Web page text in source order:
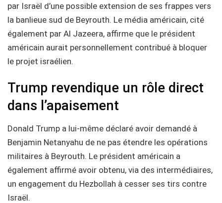
par Israël d’une possible extension de ses frappes vers
la banlieue sud de Beyrouth. Le média américain, cité
également par Al Jazeera, affirme que le président
américain aurait personnellement contribué à bloquer
le projet israélien.
Trump revendique un rôle direct
dans l’apaisement
Donald Trump a lui-même déclaré avoir demandé à
Benjamin Netanyahu de ne pas étendre les opérations
militaires à Beyrouth. Le président américain a
également affirmé avoir obtenu, via des intermédiaires,
un engagement du Hezbollah à cesser ses tirs contre
Israël.